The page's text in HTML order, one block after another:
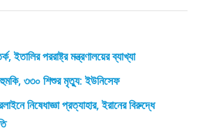
ইতালির পররাষ্ট্র মন্ত্রণালয়ের ব্যাখ্যা
হুমকি, ৩৩০ শিশুর মৃত্যু: ইউনিসেফ
নিষেধাজ্ঞা প্রত্যাহার, ইরানের বিরুদ্ধে